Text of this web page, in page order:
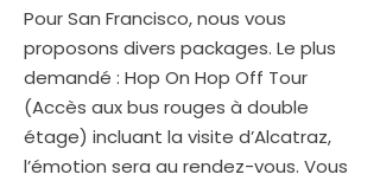
Pour San Francisco, nous vous
proposons divers packages. Le plus
demandé : Hop On Hop Off Tour
(Accès aux bus rouges à double
étage) incluant la visite d’Alcatraz,
l’émotion sera au rendez-vous. Vous